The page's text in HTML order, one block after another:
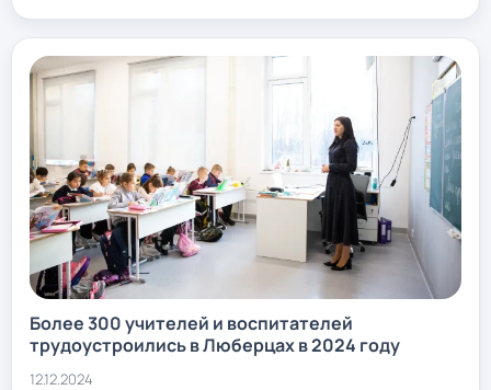
Более 300 учителей и воспитателей
трудоустроились в Люберцах в 2024 году
12.12.2024